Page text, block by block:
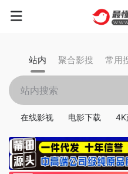
站内 聚合影搜 常用
在线影视 电影下载 4K